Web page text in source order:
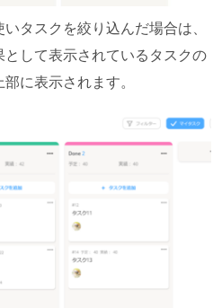
タスクを絞り込んだ場合は、
して表示されているタスクの
に表示されます。